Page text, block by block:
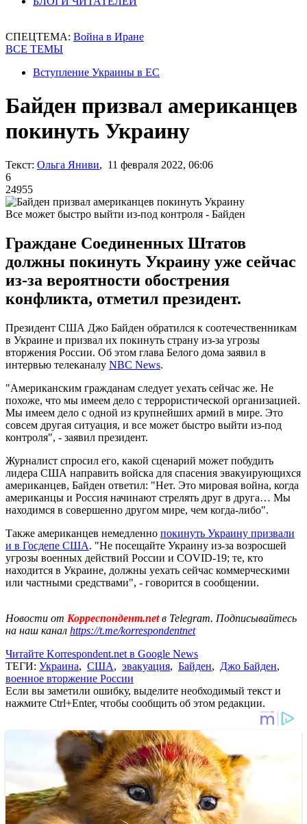
СПЕЦТЕМА: Война в Иране
ВСЕ ТЕМЫ
Вступление Украины в ЕС
Байден призвал американцев
покинуть Украину
Текст: Ольга Яниви, 11 февраля 2022, 06:06
6
24955
Все может быстро выйти из-под контроля - Байден
Граждане Соединенных Штатов
должны покинуть Украину уже сейчас
из-за вероятности обострения
конфликта, отметил президент.
Президент США Джо Байден обратился к соотечественникам
в Украине и призвал их покинуть страну из-за угрозы
вторжения России. Об этом глава Белого дома заявил в
интервью телеканалу NBC News.
"Американским гражданам следует уехать сейчас же. Не
похоже, что мы имеем дело с террористической организацией.
Мы имеем дело с одной из крупнейших армий в мире. Это
совсем другая ситуация, и все может быстро выйти из-под
контроля", - заявил президент.
Журналист спросил его, какой сценарий может побудить
лидера США направить войска для спасения эвакуирующихся
американцев, Байден ответил: "Нет. Это мировая война, когда
американцы и Россия начинают стрелять друг в друга… Мы
находимся в совершенно другом мире, чем когда-либо".
Также американцев немедленно покинуть Украину призвали
и в Госдепе США. "Не посещайте Украину из-за возросшей
угрозы военных действий России и COVID-19; те, кто
находится в Украине, должны уехать сейчас коммерческими
или частными средствами", - говорится в сообщении.
Новости от Корреспондент.netв Telegram. Подписывайтесь
на наш канал https://t.me/korrespondentnet
Читайте Korrespondent.net в Google News
ТЕГИ: Украина, США, эвакуация, Байден, Джо Байден,
военное вторжение России
Если вы заметили ошибку, выделите необходимый текст и
нажмите Ctrl+Enter, чтобы сообщить об этом редакции.